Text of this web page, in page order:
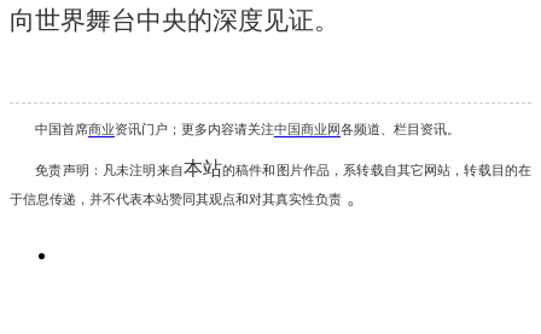
向世界舞台中央的深度见证。
中国首席商业资讯门户；更多内容请关注中国商业网各频道、栏目资讯
免责声明：凡未注明 来自本站的稿件和图片作品，系转载自其它网站，转载目的在
于信息传递，并不代表本站赞同其观点和对其真实性负责 。